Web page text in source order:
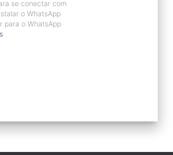
se conectar com
o WhatsApp
para o WhatsApp